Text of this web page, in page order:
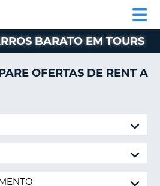
BARATO EM TOURS
OFERTAS DE RENT A